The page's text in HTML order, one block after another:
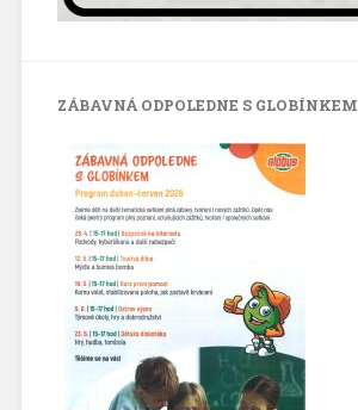
ZÁBAVNÁ ODPOLEDNE S GLOBÍNKEM